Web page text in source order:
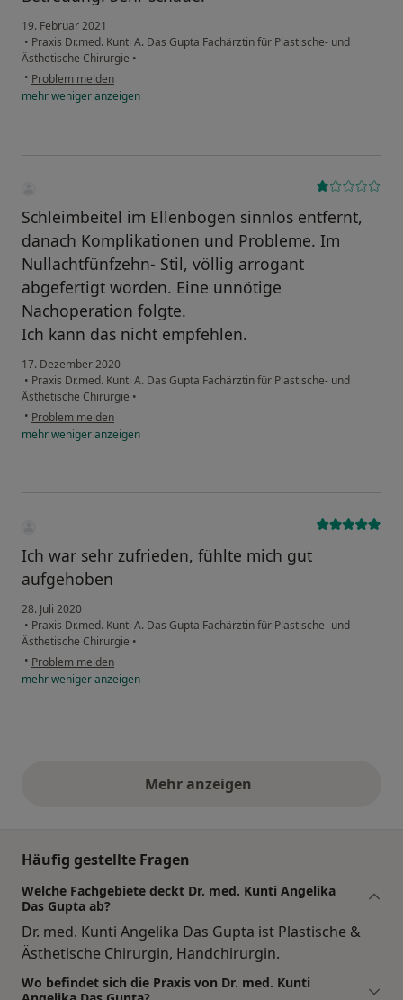
19. Februar 2021
• Praxis Dr.med. Kunti A. Das Gupta Fachärztin für Plastische- und
Ästhetische Chirurgie •
• Problem melden
mehrwenigeranzeigen
Schleimbeitel im Ellenbogen sinnlos entfernt,
danach Komplikationen und Probleme. Im
Nullachtfünfzehn- Stil, völlig arrogant
abgefertigt worden. Eine unnötige
Nachoperation folgte.
Ich kann das nicht empfehlen.
17. Dezember 2020
• Praxis Dr.med. Kunti A. Das Gupta Fachärztin für Plastische- und
Ästhetische Chirurgie •
• Problem melden
mehrwenigeranzeigen
Ich war sehr zufrieden, fühlte mich gut
aufgehoben
28. Juli 2020
• Praxis Dr.med. Kunti A. Das Gupta Fachärztin für Plastische- und
Ästhetische Chirurgie •
• Problem melden
mehrwenigeranzeigen
Mehr anzeigenobige Stellungnahmen
Häufig gestellte Fragen
Welche Fachgebiete deckt Dr. med. Kunti Angelika
Das Gupta ab?
Dr. med. Kunti Angelika Das Gupta ist Plastische &
Ästhetische Chirurgin, Handchirurgin.
Wo befindet sich die Praxis von Dr. med. Kunti